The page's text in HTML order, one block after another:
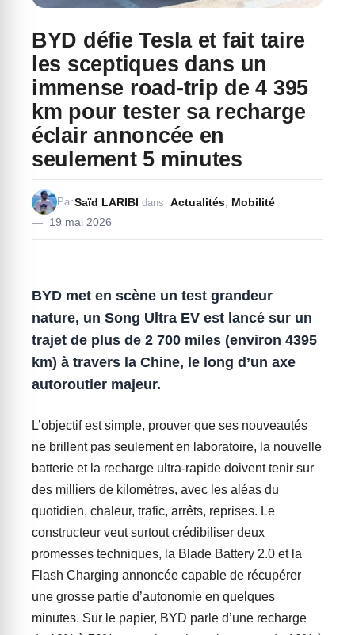
BYD défie Tesla et fait taire
les sceptiques dans un
immense road-trip de 4 395
km pour tester sa recharge
éclair annoncée en
seulement 5 minutes
19 mai 2026
ParSaïd LARIBI dans Actualités Mobilité
BYD met en scène un test grandeur
nature, un Song Ultra EV est lancé sur un
trajet de plus de 2 700 miles (environ 4395
km) à travers la Chine, le long d’un axe
autoroutier majeur.
L’objectif est simple, prouver que ses nouveautés
ne brillent pas seulement en laboratoire, la nouvelle
batterie et la recharge ultra-rapide doivent tenir sur
des milliers de kilomètres, avec les aléas du
quotidien, chaleur, trafic, arrêts, reprises. Le
constructeur veut surtout crédibiliser deux
promesses techniques, la Blade Battery 2.0 et la
Flash Charging annoncée capable de récupérer
une grosse partie d’autonomie en quelques
minutes. Sur le papier, BYD parle d’une recharge